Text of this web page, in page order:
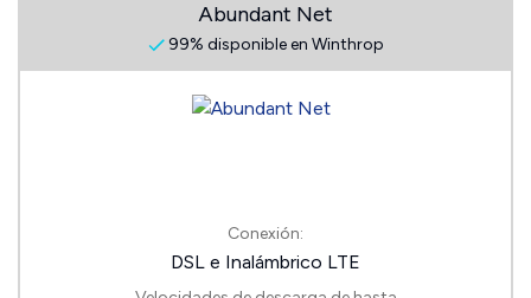
Abundant Net
99% disponible en Winthrop
Conexión:
DSL e Inalámbrico LTE